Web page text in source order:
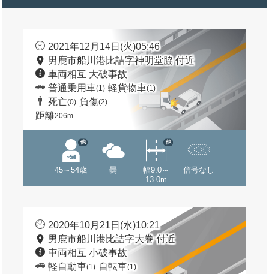
2021年12月14日(火)05:46
男鹿市船川港比詰字神明堂脇 付近
車両相互 大破事故
普通乗用車(1) 軽貨物車(1)
死亡(0) 負傷(2)
距離206m
45～54歳
他
曇
幅9.0～
13.0m
他
信号なし
2020年10月21日(水)10:21
男鹿市船川港比詰字大巻 付近
車両相互 小破事故
軽自動車(1) 自転車(1)